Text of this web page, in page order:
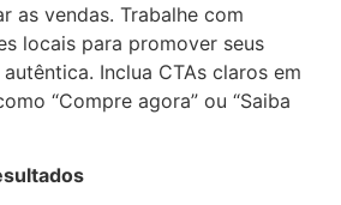
as vendas. Trabalhe com
locais para promover seus
Inclua CTAs claros em
“Compre agora” ou “Saiba